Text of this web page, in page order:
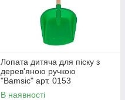
Лопата дитяча для піску з
дерев'яною ручкою
"Bamsic" арт. 0153
В наявності